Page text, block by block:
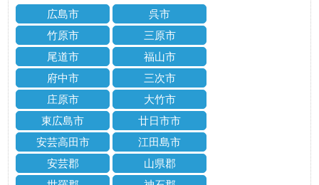
広島市
呉市
竹原市
三原市
尾道市
福山市
府中市
三次市
庄原市
大竹市
東広島市
廿日市市
安芸高田市
江田島市
安芸郡
山県郡